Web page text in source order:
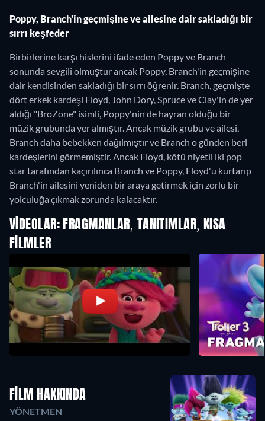
Poppy, Branch'in geçmişine ve ailesine dair sakladığı bir
sırrı keşfeder
Birbirlerine karşı hislerini ifade eden Poppy ve Branch
sonunda sevgili olmuştur ancak Poppy, Branch'in geçmişine
dair kendisinden sakladığı bir sırrı öğrenir. Branch, geçmişte
dört erkek kardeşi Floyd, John Dory, Spruce ve Clay'in de yer
aldığı "BroZone" isimli, Poppy'nin de hayran olduğu bir
müzik grubunda yer almıştır. Ancak müzik grubu ve ailesi,
Branch daha bebekken dağılmıştır ve Branch o günden beri
kardeşlerini görmemiştir. Ancak Floyd, kötü niyetli iki pop
star tarafından kaçırılınca Branch ve Poppy, Floyd'u kurtarıp
Branch'in ailesini yeniden bir araya getirmek için zorlu bir
yolculuğa çıkmak zorunda kalacaktır.
VIDEOLAR: FRAGMANLAR, TANITIMLAR, KISA
FILMLER
FILM HAKKINDA
YÖNETMEN